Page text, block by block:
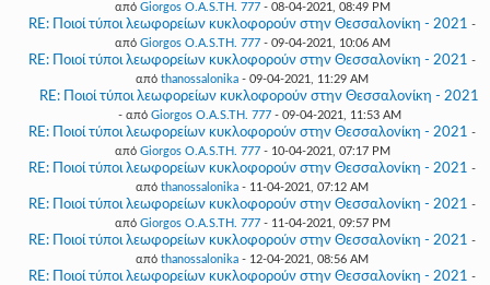
από Giorgos O.A.S.TH. 777- 08-04-2021, 08:49 PM
RE: Ποιοί τύποι λεωφορείων κυκλοφορούν στην Θεσσαλονίκη - 2021 -
από Giorgos O.A.S.TH. 777- 09-04-2021, 10:06 AM
RE: Ποιοί τύποι λεωφορείων κυκλοφορούν στην Θεσσαλονίκη - 2021 -
από thanossalonika - 09-04-2021, 11:29 AM
RE: Ποιοί τύποι λεωφορείων κυκλοφορούν στην Θεσσαλονίκη - 2021
- από Giorgos O.A.S.TH. 777- 09-04-2021, 11:53 AM
RE: Ποιοί τύποι λεωφορείων κυκλοφορούν στην Θεσσαλονίκη - 2021 -
από Giorgos O.A.S.TH. 777- 10-04-2021, 07:17 PM
RE: Ποιοί τύποι λεωφορείων κυκλοφορούν στην Θεσσαλονίκη - 2021 -
από thanossalonika - 11-04-2021, 07:12 AM
RE: Ποιοί τύποι λεωφορείων κυκλοφορούν στην Θεσσαλονίκη - 2021 -
από Giorgos O.A.S.TH. 777- 11-04-2021, 09:57 PM
RE: Ποιοί τύποι λεωφορείων κυκλοφορούν στην Θεσσαλονίκη - 2021 -
από thanossalonika - 12-04-2021, 08:56 AM
RE: Ποιοί τύποι λεωφορείων κυκλοφορούν στην Θεσσαλονίκη - 2021 -